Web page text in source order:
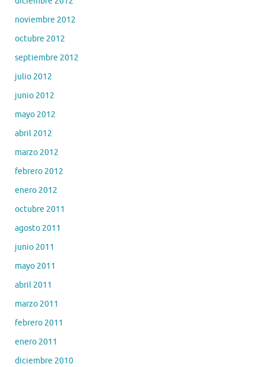
noviembre 2012
octubre 2012
septiembre 2012
julio 2012
junio 2012
mayo 2012
abril 2012
marzo 2012
febrero 2012
enero 2012
octubre 2011
agosto 2011
junio 2011
mayo 2011
abril 2011
marzo 2011
febrero 2011
enero 2011
diciembre 2010